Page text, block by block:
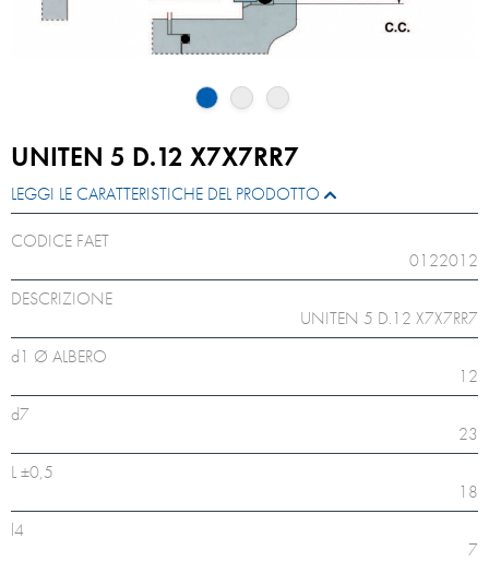
UNITEN 5 D.12 X7X7RR7
LEGGI LE CARATTERISTICHE DEL PRODOTTO
CODICE FAET
0122012
DESCRIZIONE
UNITEN 5 D.12 X7X7RR7
d1 Ø ALBERO
12
d7
23
L ±0,5
18
l4
7